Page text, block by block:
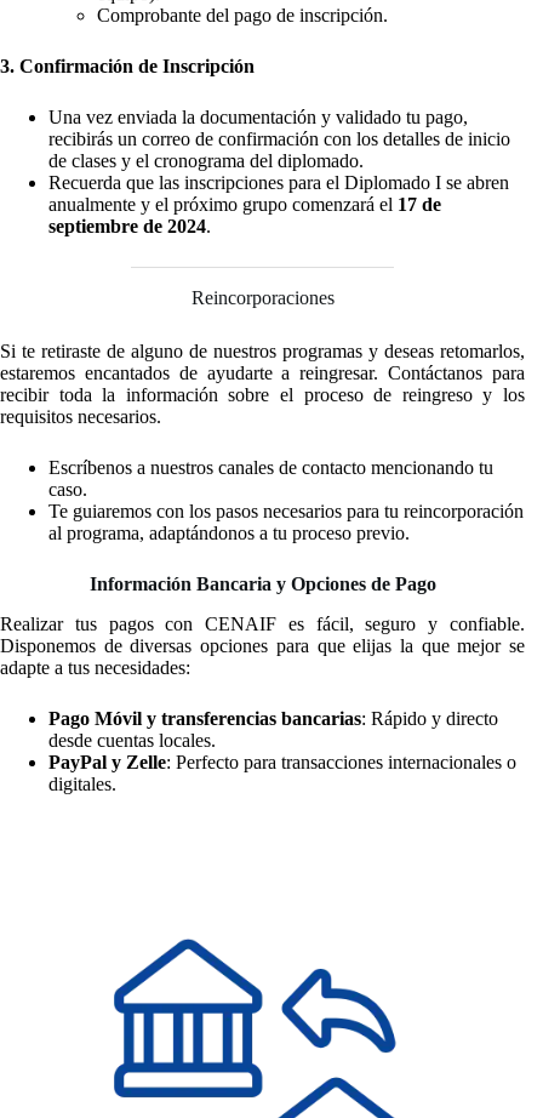
Comprobante del pago de inscripción.
3. Confirmación de Inscripción
Una vez enviada la documentación y validado tu pago,
recibirás un correo de confirmación con los detalles de inicio
de clases y el cronograma del diplomado.
Recuerda que las inscripciones para el Diplomado I se abren
anualmente y el próximo grupo comenzará el 17 de
septiembre de 2024.
Reincorporaciones
Si te retiraste de alguno de nuestros programas y deseas retomarlos,
estaremos encantados de ayudarte a reingresar. Contáctanos para
recibir toda la información sobre el proceso de reingreso y los
requisitos necesarios.
Escríbenos a nuestros canales de contacto mencionando tu
caso.
Te guiaremos con los pasos necesarios para tu reincorporación
al programa, adaptándonos a tu proceso previo.
Información Bancaria y Opciones de Pago
Realizar tus pagos con CENAIF es fácil, seguro y confiable.
Disponemos de diversas opciones para que elijas la que mejor se
adapte a tus necesidades:
Pago Móvil y transferencias bancarias: Rápido y directo
desde cuentas locales.
PayPal y Zelle: Perfecto para transacciones internacionales o
digitales.